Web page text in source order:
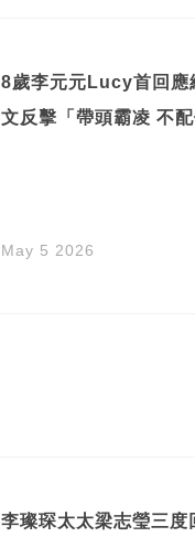
8歲李元元Lucy首回應
文反擊「帶頭霸凌 不配
May 5 2026
李璨琛太太梁志瑩三